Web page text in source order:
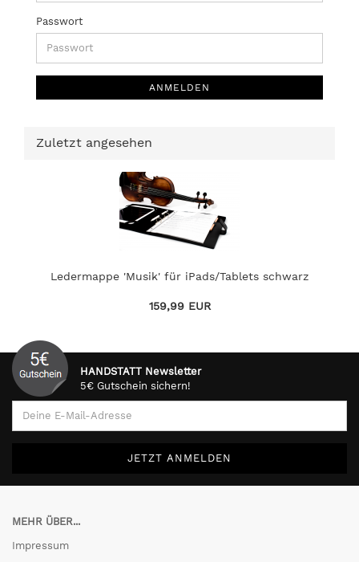
Passwort
ANMELDEN
Zuletzt angesehen
Ledermappe 'Musik' für iPads/Tablets schwarz
159,99 EUR
HANDSTATT Newsletter
5€ Gutschein sichern!
MEHR ÜBER...
Impressum